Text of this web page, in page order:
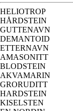
HELIOTROP
HÅRDSTEIN
GUTTENAVN
DEMANTOID
ETTERNAVN
AMASONITT
BLODSTEIN
AKVAMARIN
GRORUDITT
HARDSTEIN
KISELSTEN